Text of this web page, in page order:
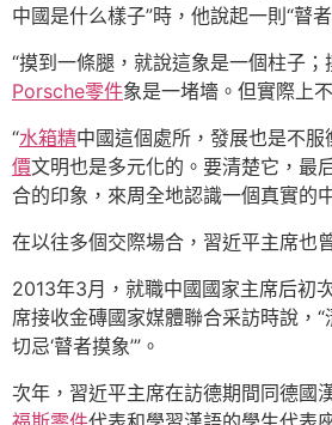
中國是什么樣子”時，他說起一則“瞽
“摸到一條腿，就說這象是一個柱子
Porsche零件象是一堵墻。但實際上
“水箱精中國這個處所，發展也是不服
價文明也是多元化的。要清楚它，最
合的印象，來周全地認識一個真實的
在以往多個交際場合，習近平主席也
2013年3月，就職中國國家主席后初
席接收金磚國家媒體聯合采訪時說，“
切忌‘瞽者摸象’”。
次年，習近平主席在訪德期間同德國